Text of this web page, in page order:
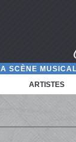
SCÈNE
ARTISTES